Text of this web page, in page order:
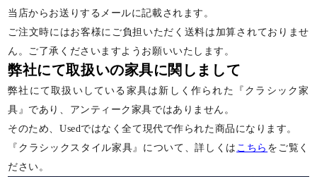
当店からお送りするメールに記載されます。
ご注文時にはお客様にご負担いただく送料は加算されておりませ
ん。ご了承くださいますようお願いいたします。
弊社にて取扱いの家具に関しまして
弊社にて取扱いしている家具は新しく作られた『クラシック家
具』であり、アンティーク家具ではありません。
そのため、Usedではなく全て現代で作られた商品になります。
『クラシックスタイル家具』について、詳しくは こちら をご覧く
ださい。